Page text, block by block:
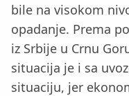
bile na visokom
opadanje. Prema
iz Srbije u Crnu
situacija je i sa
situaciju, jer